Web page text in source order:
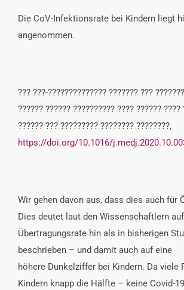
Die CoV-Infektionsrate bei Kindern liegt
angenommen.
??? ???-?????????????? ??????? ???
?????? ?????? ?????????? ???? ?????? ????
?????? ??? ????????? ???????? ????????,
https://doi.org/10.1016/
Wir gehen davon aus, dass dies auch für
Dies deutet laut den Wissenschaftlern
Übertragungsrate hin als in bisherigen
beschrieben – und damit auch auf eine
höhere Dunkelziffer bei Kindern. Da viele
Kindern knapp die Hälfte – keine Covid-